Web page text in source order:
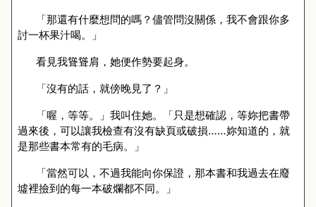
「那還有什麼想問的嗎？儘管問沒關係，我不會跟你多
討一杯果汁喝。」
看見我聳聳肩，她便作勢要起身。
「沒有的話，就傍晚見了？」
「喔，等等。」我叫住她。「只是想確認，等妳把書帶
過來後，可以讓我檢查有沒有缺頁或破損……妳知道的，就
是那些書本常有的毛病。」
「當然可以，不過我能向你保證，那本書和我過去在廢
墟裡撿到的每一本破爛都不同。」